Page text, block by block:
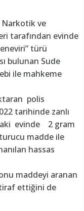
Narkotik ve
tarafından evinde
türü
bulunan Sude
ile mahkeme
polis
tarihinde zanlı
evinde 2 gram
madde ile
hassas
maddeyi aranan
itiraf ettiğini de